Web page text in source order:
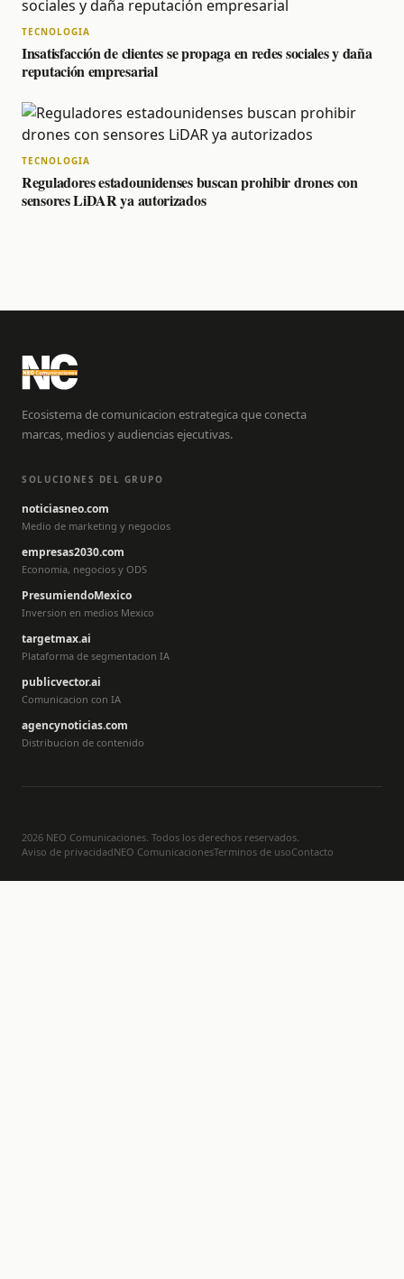
TECNOLOGIA
Insatisfacción de clientes se propaga en redes sociales y daña
reputación empresarial
TECNOLOGIA
Reguladores estadounidenses buscan prohibir drones con
sensores LiDAR ya autorizados
Ecosistema de comunicacion estrategica que conecta
marcas, medios y audiencias ejecutivas.
SOLUCIONES DEL GRUPO
noticiasneo.com
Medio de marketing y negocios
empresas2030.com
Economia, negocios y ODS
PresumiendoMexico
Inversion en medios Mexico
targetmax.ai
Plataforma de segmentacion IA
publicvector.ai
Comunicacion con IA
agencynoticias.com
Distribucion de contenido
2026 NEO Comunicaciones. Todos los derechos reservados.
Aviso de privacidadNEO ComunicacionesTerminos de usoContacto